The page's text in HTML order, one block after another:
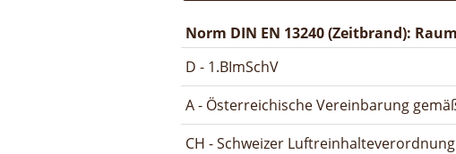
Norm DIN EN 13240 (Zeitbrand):
D - 1.BImSchV
A - Österreichische Vereinbarung
CH - Schweizer Luftreinhalteverordnung